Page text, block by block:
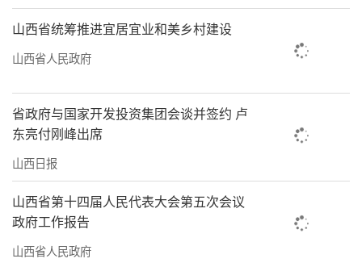
山西省统筹推进宜居宜业和美乡村建设
山西省人民政府
省政府与国家开发投资集团会谈并签约 卢
东亮付刚峰出席
山西日报
山西省第十四届人民代表大会第五次会议
政府工作报告
山西省人民政府